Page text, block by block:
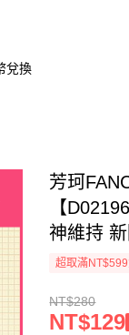
兌換
芳珂
【
神維持
超取滿
NT$280
NT$129